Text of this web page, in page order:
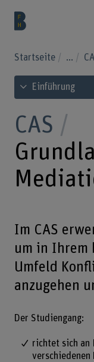
Startseite ...
Inhaltsverzeichnis
Einführung
CAS
Im CAS
um in Ihrem
Umfeld
anzugehen
Der Studiengang:
richtet sich an
verschiedenen